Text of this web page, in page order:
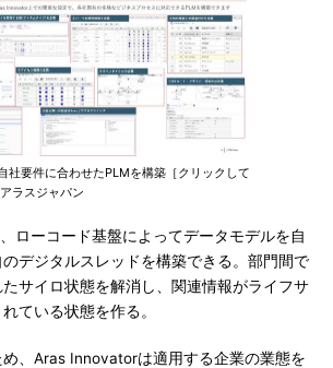
社要件に合わせたPLMを構築［クリックして
ラスジャパン
ローコード基盤によってデータモデルを自
デジタルスレッドを構築できる。部門間で
サイロ状態を解消し、関連情報がライフサ
ている状態を作る。
、Aras Innovatorは適用する企業の業態を